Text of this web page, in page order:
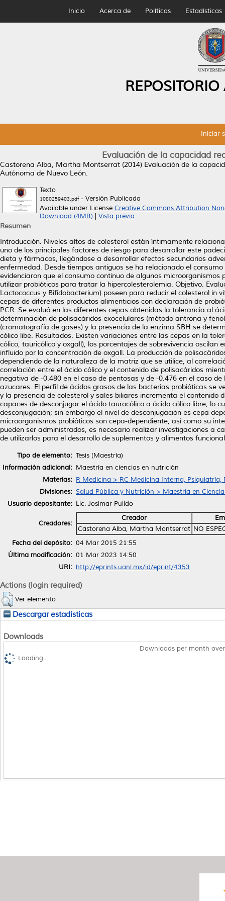
Inicio Acerca de Políticas Estadísticas
Iniciar
Evaluación de la capacidad
Castorena Alba, Martha Montserrat (2014) Evaluación de la
Autónoma de Nuevo León.
Texto
1080259403.pdf- Versión Publicada
Available under License Creative Commons Attribution
Download (4MB)
Vista previa
Resumen
Introducción. Niveles altos de colesterol están íntimamente
uno de los principales factores de riesgo para desarrollar este
dieta y fármacos, llegándose a desarrollar efectos secundarios
enfermedad. Desde tiempos antiguos se ha relacionado el
evidenciaron que el consumo continuo de algunos
utilizar probióticos para tratar la hipercolesterolemia. Objetivo.
Lactococcus y Bifidobacterium) poseen para reducir el colesterol
cepas de diferentes productos alimenticios con declaración de
PCR. Se evaluó en las diferentes cepas obtenidas la tolerancia al
determinación de polisacáridos exocelulares (método antrona y
(cromatografía de gases) y la presencia de la enzima SBH se
cólico libe. Resultados. Existen variaciones entre las cepas en la
cólico, tauricólico y oxgall), los porcentajes de sobrevivencia
influido por la concentración de oxgall. La producción de
dependiendo de la naturaleza de la matriz que se utilice, al
correlación entre el ácido cólico y el contenido de polisacáridos
negativa de -0.480 en el caso de pentosas y de -0.476 en el caso
azucares. El perfil de ácidos grasos de las bacterias probióticas se
y la presencia de colesterol y sales biliares incrementa el
capaces de desconjugar el ácido taurocólico a ácido cólico libre, lo
desconjugación; sin embargo el nivel de desconjugación es cepa
microorganismos probióticos son cepa-dependiente, así como su
pueden ser administrados, es necesario realizar investigaciones a
de utilizarlos para el desarrollo de suplementos y alimentos
Tipo de elemento: Tesis (Maestría)
Información adicional: Maestría en ciencias en nutrición
Materias: R Medicina > RC Medicina Interna, Psiquiatría,
Divisiones: Salud Pública y Nutrición > Maestría en
Usuario depositante: Lic. Josimar Pulido
Creadores:
Creador
Castorena Alba, Martha Montserrat NO
Fecha del depósito: 04 Mar 2015 21:55
Última modificación: 01 Mar 2023 14:50
URI: http://eprints.uanl.mx/id/eprint/4353
Actions (login required)
Ver elemento
Descargar estadísticas
Downloads
Downloads per month
Loading...